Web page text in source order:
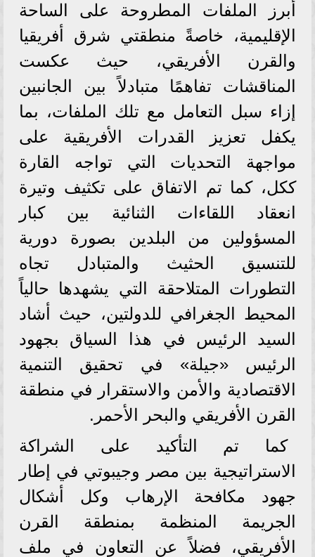
أبرز الملفات المطروحة على الساحة
الإقليمية، خاصةً منطقتي شرق أفريقيا
والقرن الأفريقي، حيث عكست
المناقشات تفاهمًا متبادلاً بين الجانبين
إزاء سبل التعامل مع تلك الملفات، بما
يكفل تعزيز القدرات الأفريقية على
مواجهة التحديات التي تواجه القارة
ككل، كما تم الاتفاق على تكثيف وتيرة
انعقاد اللقاءات الثنائية بين كبار
المسؤولين من البلدين بصورة دورية
للتنسيق الحثيث والمتبادل تجاه
التطورات المتلاحقة التي يشهدها حالياً
المحيط الجغرافي للدولتين، حيث أشاد
السيد الرئيس في هذا السياق بجهود
الرئيس «جيلة» في تحقيق التنمية
الاقتصادية والأمن والاستقرار في منطقة
القرن الأفريقي والبحر الأحمر.
كما تم التأكيد على الشراكة
الاستراتيجية بين مصر وجيبوتي في إطار
جهود مكافحة الإرهاب وكل أشكال
الجريمة المنظمة بمنطقة القرن
الأفريقي، فضلاً عن التعاون في ملف